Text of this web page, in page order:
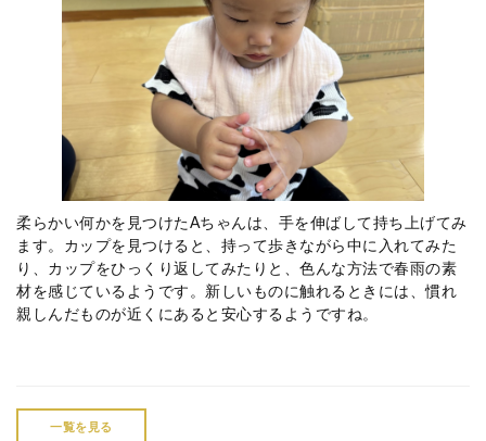
柔らかい何かを見つけたAちゃんは、手を伸ばして持ち上げてみ
ます。カップを見つけると、持って歩きながら中に入れてみた
り、カップをひっくり返してみたりと、色んな方法で春雨の素
材を感じているようです。新しいものに触れるときには、慣れ
親しんだものが近くにあると安心するようですね。
一覧を見る